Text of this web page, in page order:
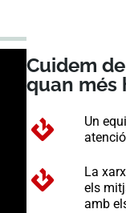
Cuidem
quan més
Un
La
els
amb